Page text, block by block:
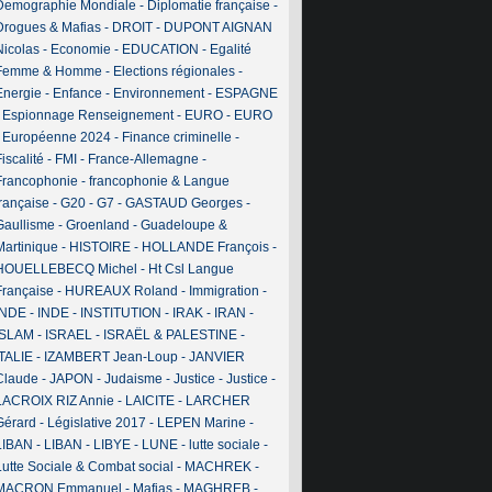
Mondiale - Diplomatie française -
& Mafias- DROIT- DUPONT AIGNAN
- Economie - EDUCATION - Egalité
& Homme - Elections régionales-
- Enfance - Environnement- ESPAGNE
Espionnage Renseignement- EURO- EURO
Européenne 2024- Finance criminelle -
- FMI - France-Allemagne -
- francophonie & Langue
- G20- G7 - GASTAUD Georges-
- Groenland - Guadeloupe &
- HISTOIRE- HOLLANDE François-
Michel - Ht Csl Langue
- HUREAUX Roland - Immigration -
- INDE- INSTITUTION - IRAK- IRAN -
- ISRAEL- ISRAËL & PALESTINE-
- IZAMBERT Jean-Loup- JANVIER
- JAPON - Judaisme - Justice - Justice -
RIZ Annie - LAICITE- LARCHER
- Législative 2017 - LEPEN Marine -
- LIBAN - LIBYE- LUNE- lutte sociale -
Sociale & Combat social - MACHREK-
Emmanuel - Mafias- MAGHREB-